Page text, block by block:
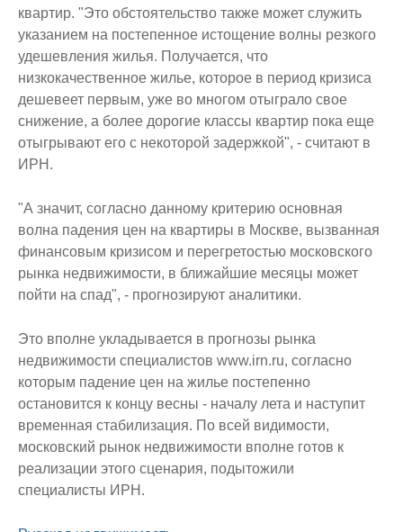
квартир. "Это обстоятельство также может служить
указанием на постепенное истощение волны резкого
удешевления жилья. Получается, что
низкокачественное жилье, которое в период кризиса
дешевеет первым, уже во многом отыграло свое
снижение, а более дорогие классы квартир пока еще
отыгрывают его с некоторой задержкой", - считают в
ИРН.
"А значит, согласно данному критерию основная
волна падения цен на квартиры в Москве, вызванная
финансовым кризисом и перегретостью московского
рынка недвижимости, в ближайшие месяцы может
пойти на спад", - прогнозируют аналитики.
Это вполне укладывается в прогнозы рынка
недвижимости специалистов www.irn.ru, согласно
которым падение цен на жилье постепенно
остановится к концу весны - началу лета и наступит
временная стабилизация. По всей видимости,
московский рынок недвижимости вполне готов к
реализации этого сценария, подытожили
специалисты ИРН.